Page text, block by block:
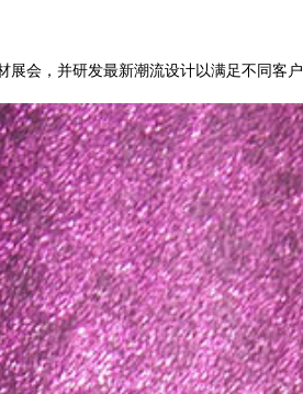
会，并研发最新潮流设计以满足不同客